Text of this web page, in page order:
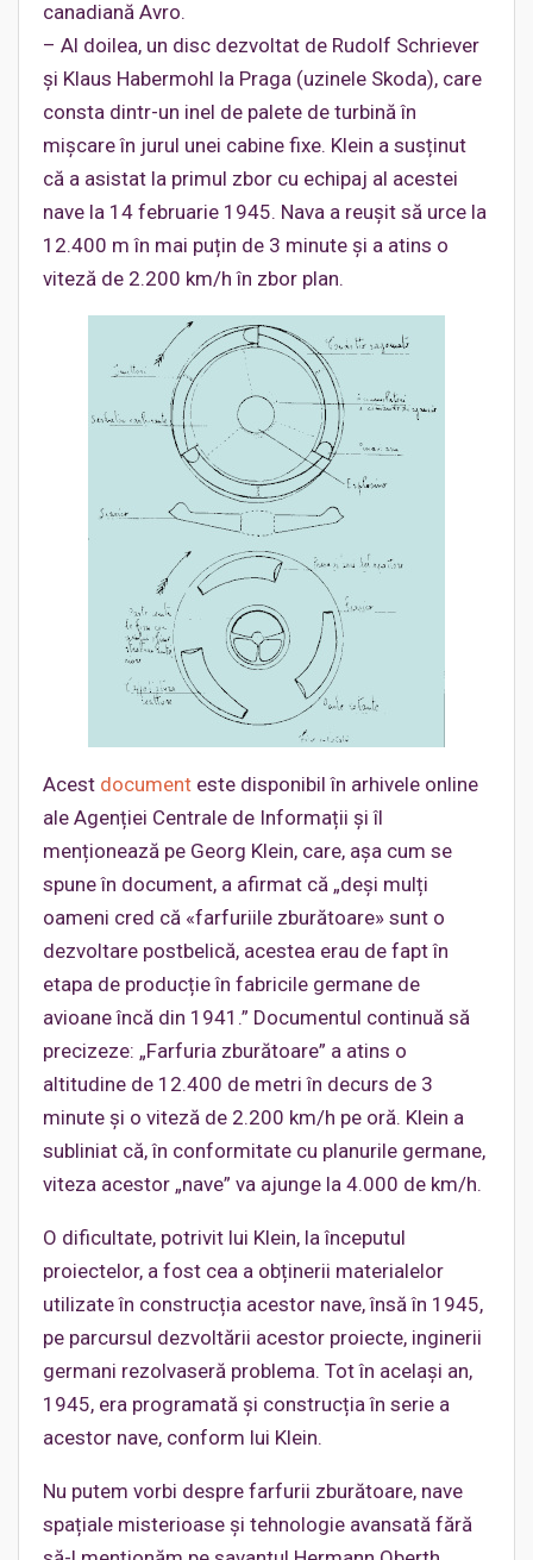
canadiană Avro.
– Al doilea, un disc dezvoltat de Rudolf Schriever
și Klaus Habermohl la Praga (uzinele Skoda), care
consta dintr-un inel de palete de turbină în
mișcare în jurul unei cabine fixe. Klein a susținut
că a asistat la primul zbor cu echipaj al acestei
nave la 14 februarie 1945. Nava a reușit să urce la
12.400 m în mai puțin de 3 minute și a atins o
viteză de 2.200 km/h în zbor plan.
Acest document este disponibil în arhivele online
ale Agenției Centrale de Informații și îl
menționează pe Georg Klein, care, așa cum se
spune în document, a afirmat că „deși mulți
oameni cred că «farfuriile zburătoare» sunt o
dezvoltare postbelică, acestea erau de fapt în
etapa de producție în fabricile germane de
avioane încă din 1941.” Documentul continuă să
precizeze: „Farfuria zburătoare” a atins o
altitudine de 12.400 de metri în decurs de 3
minute și o viteză de 2.200 km/h pe oră. Klein a
subliniat că, în conformitate cu planurile germane,
viteza acestor „nave” va ajunge la 4.000 de km/h.
O dificultate, potrivit lui Klein, la începutul
proiectelor, a fost cea a obținerii materialelor
utilizate în construcția acestor nave, însă în 1945,
pe parcursul dezvoltării acestor proiecte, inginerii
germani rezolvaseră problema. Tot în același an,
1945, era programată și construcția în serie a
acestor nave, conform lui Klein.
Nu putem vorbi despre farfurii zburătoare, nave
spațiale misterioase și tehnologie avansată fără